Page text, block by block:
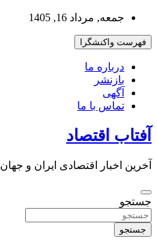
بروید
جمعه, مرداد 16, 1405
فهرست واکنشگرا
درباره ما
بازنشر
آگهی
تماس با ما
آفتاب اقتصاد
آخرین اخبار اقتصادی ایران و جهان
جستجو
جستجو